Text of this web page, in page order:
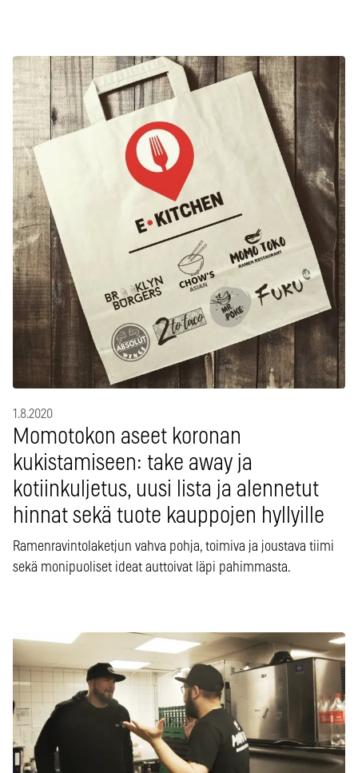
1.8.2020
Momotokon aseet koronan
kukistamiseen: take away ja
kotiinkuljetus, uusi lista ja alennetut
hinnat sekä tuote kauppojen hyllyille
Ramenravintolaketjun vahva pohja, toimiva ja joustava tiimi
sekä monipuoliset ideat auttoivat läpi pahimmasta.